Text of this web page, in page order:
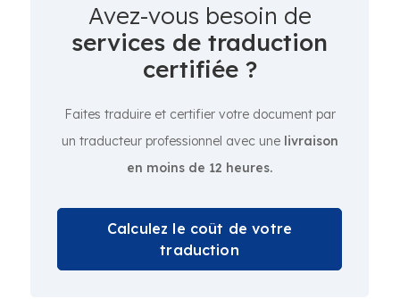
Avez-vous besoin de
services de traduction
certifiée ?
Faites traduire et certifier votre document par
un traducteur professionnel avec une livraison
en moins de 12 heures.
Calculez le coût de votre
traduction